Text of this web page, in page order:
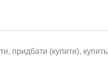
придбати (купити), купить